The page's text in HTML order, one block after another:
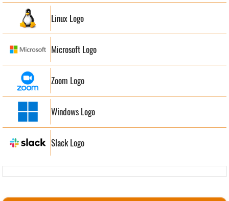
Linux Logo
Microsoft Logo
Zoom Logo
Windows Logo
Slack Logo